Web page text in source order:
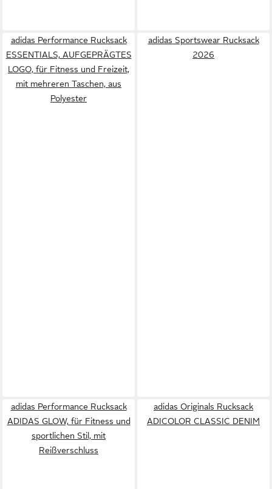
adidas Performance Rucksack
ESSENTIALS, AUFGEPRÄGTES
LOGO, für Fitness und Freizeit,
mit mehreren Taschen, aus
Polyester
adidas Sportswear Rucksack
2026
adidas Performance Rucksack
ADIDAS GLOW, für Fitness und
sportlichen Stil, mit
Reißverschluss
adidas Originals Rucksack
ADICOLOR CLASSIC DENIM